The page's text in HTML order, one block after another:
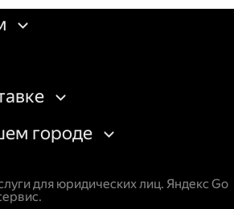
городе
для юридических лиц. Яндекс Go